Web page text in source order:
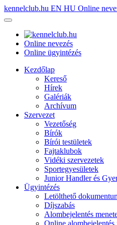
kennelclub.hu EN HU Online
Online nevezés
Online ügyintézés
Kezdőlap
Kereső
Hírek
Galériák
Archívum
Szervezet
Vezetőség
Bírók
Bírói testületek
Fajtaklubok
Vidéki szervezetek
Sportegyesületek
Junior Handler és
Ügyintézés
Letölthető
Díjszabás
Alombejelentés
Online alombejelentés